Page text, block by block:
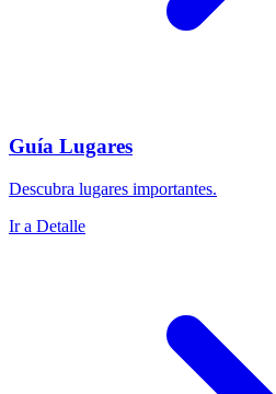
Guía Lugares
Descubra lugares importantes.
Ir a Detalle